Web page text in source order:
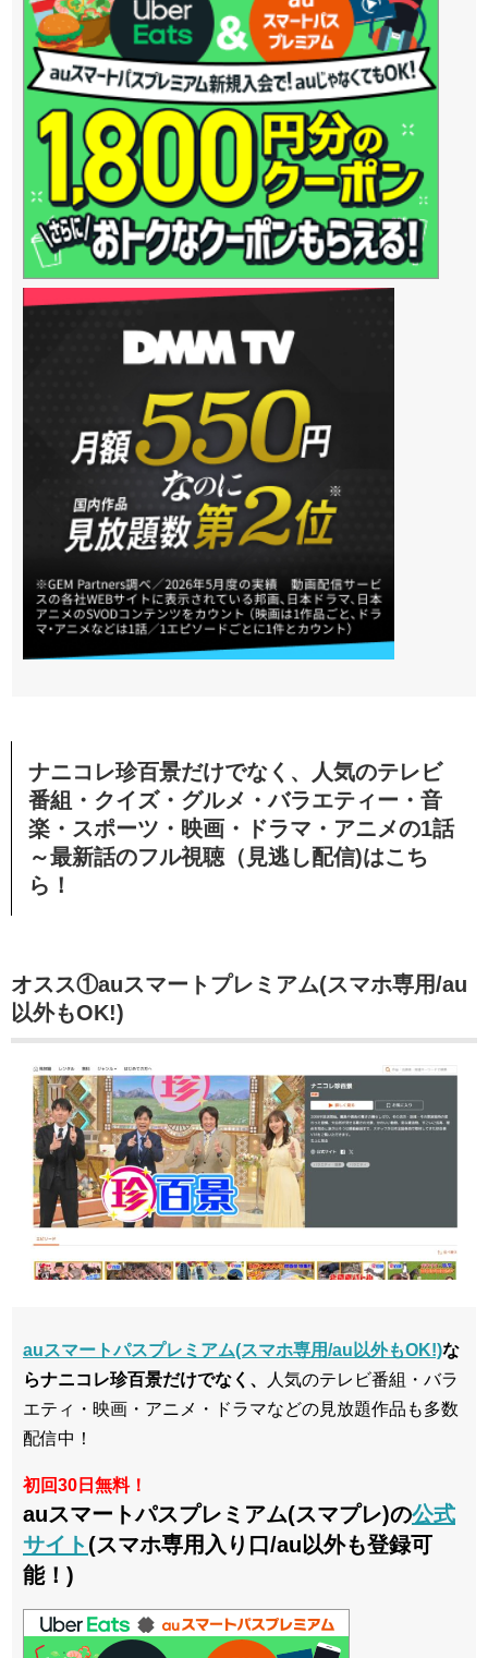
ナニコレ珍百景だけでなく、人気のテレビ
番組・クイズ・グルメ・バラエティー・音
楽・スポーツ・映画・ドラマ・アニメの1話
～最新話のフル視聴（見逃し配信)はこち
ら！
オスス①auスマートプレミアム(スマホ専用/au
以外もOK!)
auスマートパスプレミアム(スマホ専用/au以外もOK!)な
らナニコレ珍百景だけでなく、
人気のテレビ番組・バラ
エティ・映画・アニメ・ドラマなどの見放題作品も多数
配信中！
初回30日無料！
auスマートパスプレミアム(スマプレ)の公式
サイト (スマホ専用入り口/au以外も登録可
能！)